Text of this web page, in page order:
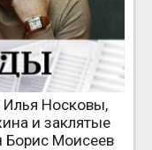
Илья Носковы,
и заклятые
Борис Моисеев